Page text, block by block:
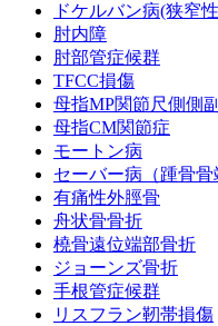
ドケルバン病(狭窄
肘内障
肘部管症候群
TFCC損傷
母指MP関節尺側側
母指CM関節症
モートン病
セーバー病（踵骨骨
有痛性外脛骨
舟状骨骨折
橈骨遠位端部骨折
ジョーンズ骨折
手根管症候群
リスフラン靭帯損傷